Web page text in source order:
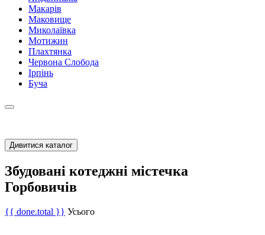
Макарів
Маковище
Миколаївка
Мотижин
Плахтянка
Червона Слобода
Ірпінь
Буча
Дивитися каталог
Збудовані котеджні містечка
Горбовичів
{{ done.total }} Усього